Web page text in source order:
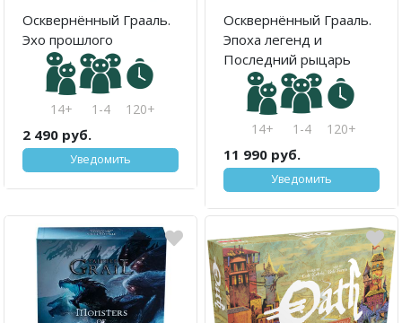
Осквернённый Грааль.
Эхо прошлого
14+ 1-4 120+
2 490 руб.
Уведомить
Осквернённый Грааль.
Эпоха легенд и
Последний рыцарь
14+ 1-4 120+
11 990 руб.
Уведомить